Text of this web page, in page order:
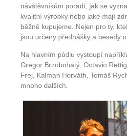
návštěvníkům poradí, jak se
kvalitní výrobky nebo jaké mají
běžně kupujeme. Nejen pro ty,
jsou určeny přednášky a besedy
Na hlavním pódiu vystoupí
Gregor Brzobohatý, Octavio
Frej, Kalman Horváth, Tomáš
mnoho dalších.